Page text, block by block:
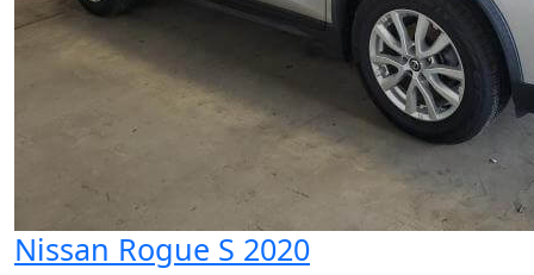
Nissan Rogue S 2020